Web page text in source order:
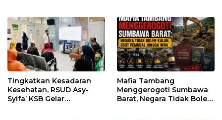
Tingkatkan Kesadaran
Kesehatan, RSUD Asy-
Syifa’ KSB Gelar
Mafia Tambang
Menggerogoti Sumbawa
Barat, Negara Tidak Boleh